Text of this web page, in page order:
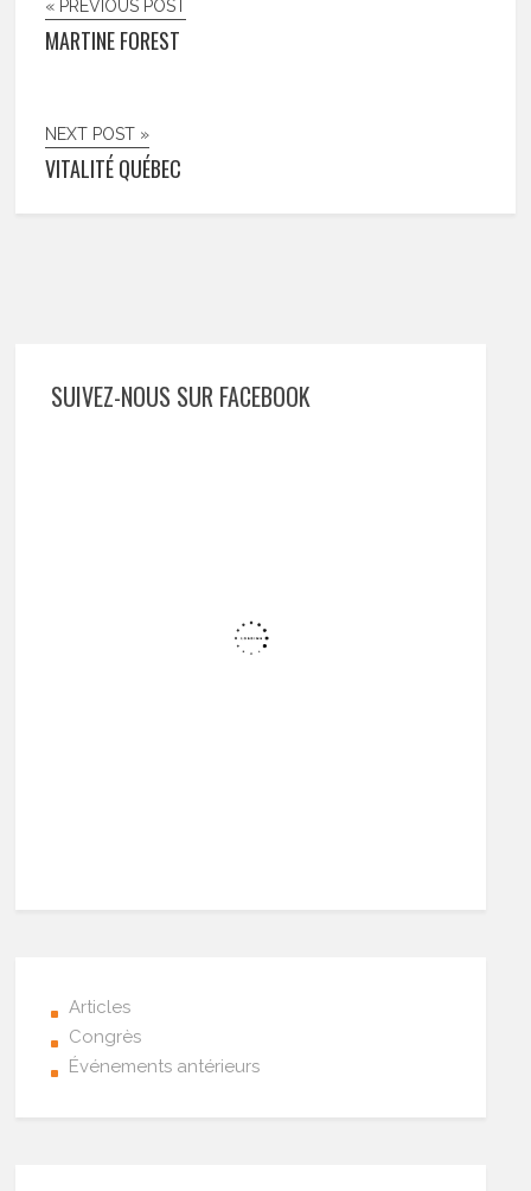
« PREVIOUS POST
MARTINE FOREST
NEXT POST »
VITALITÉ QUÉBEC
SUIVEZ-NOUS SUR FACEBOOK
Articles
Congrès
Événements antérieurs